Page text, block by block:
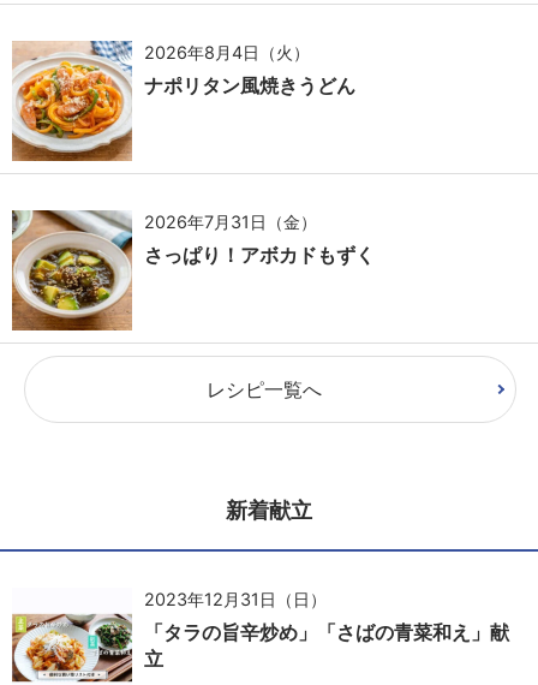
2026年8月4日（火）
ナポリタン風焼きうどん
2026年7月31日（金）
さっぱり！アボカドもずく
レシピ一覧へ
新着献立
2023年12月31日（日）
「タラの旨辛炒め」「さばの青菜和え」献
立